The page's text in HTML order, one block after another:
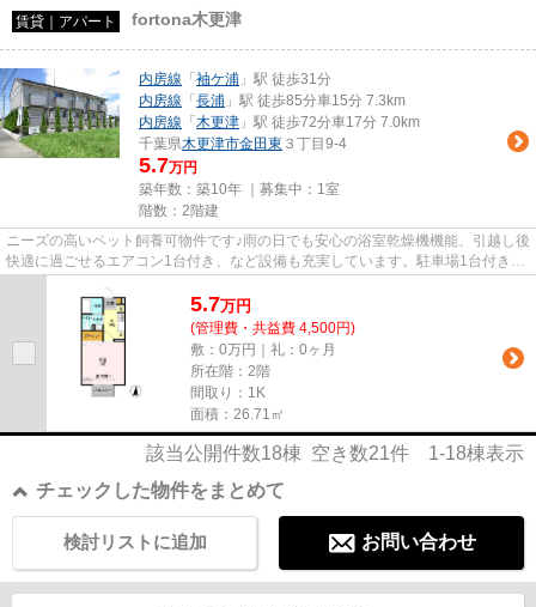
賃貸｜アパート fortona木更津
内房線 「 袖ケ浦 」駅 徒歩31分
内房線 「 長浦 」駅 徒歩85分車15分 7.3km
内房線 「 木更津 」駅 徒歩72分車17分 7.0km
千葉県木更津市金田東 ３丁目9-4
5.7万円
築年数：築10年 ｜募集中： 1室
階数：2階建
ニーズの高いペット飼養可物件です♪雨の日でも安心の浴室乾燥機機能、引越し後
快適に過ごせるエアコン1台付き、など設備も充実しています。駐車場1台付き。
5.7万円
(管理費・共益費 4,500円)
敷：0万円｜礼：0ヶ月
所在階：2階
間取り：1K
面積：26.71㎡
該当公開件数18棟 空き数21件 1-18棟表示
チェックした物件をまとめて
お問い合わせ
検討リストに追加